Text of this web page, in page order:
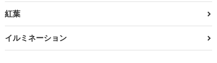
紅葉
イルミネーション